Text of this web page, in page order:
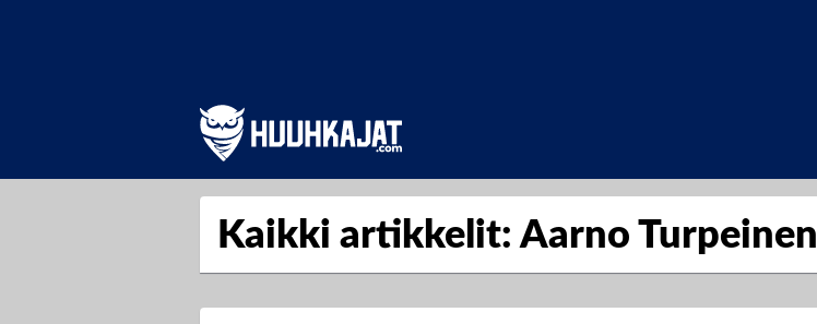
Kaikki artikkelit: Aarno Turpeinen